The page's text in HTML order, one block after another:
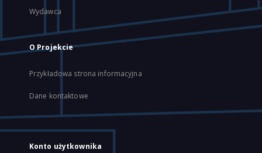
Wydawca
O Projekcie
Przykładowa strona informacyjna
Dane kontaktowe
Konto użytkownika